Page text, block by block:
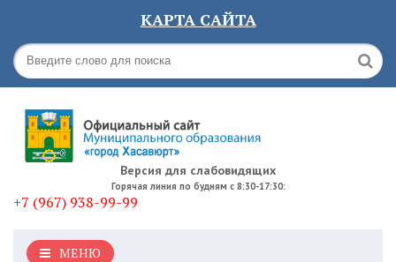
КАРТА САЙТА
Версия для слабовидящих
Горячая линия по будням с 8:30-17:30:
+7 (967) 938-99-99
МЕНЮ